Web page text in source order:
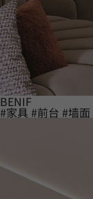
BENIF
#家具 #前台 #墙面